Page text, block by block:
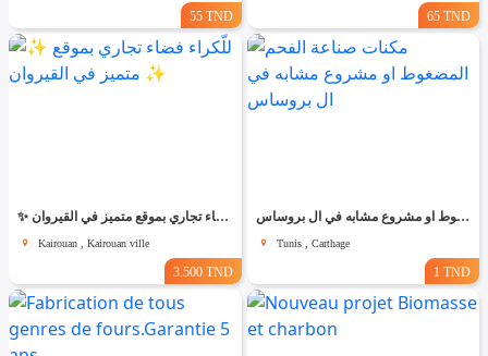
55 TND 65 TND
✨ للّكراء فضاء تجاري بموقع متميز في القيروان ✨
Kairouan , Kairouan ville
3.500 TND
مكنات صناعة الفحم المضغوط او مشروع مشابه في ال بروساس
Tunis , Carthage
1 TND